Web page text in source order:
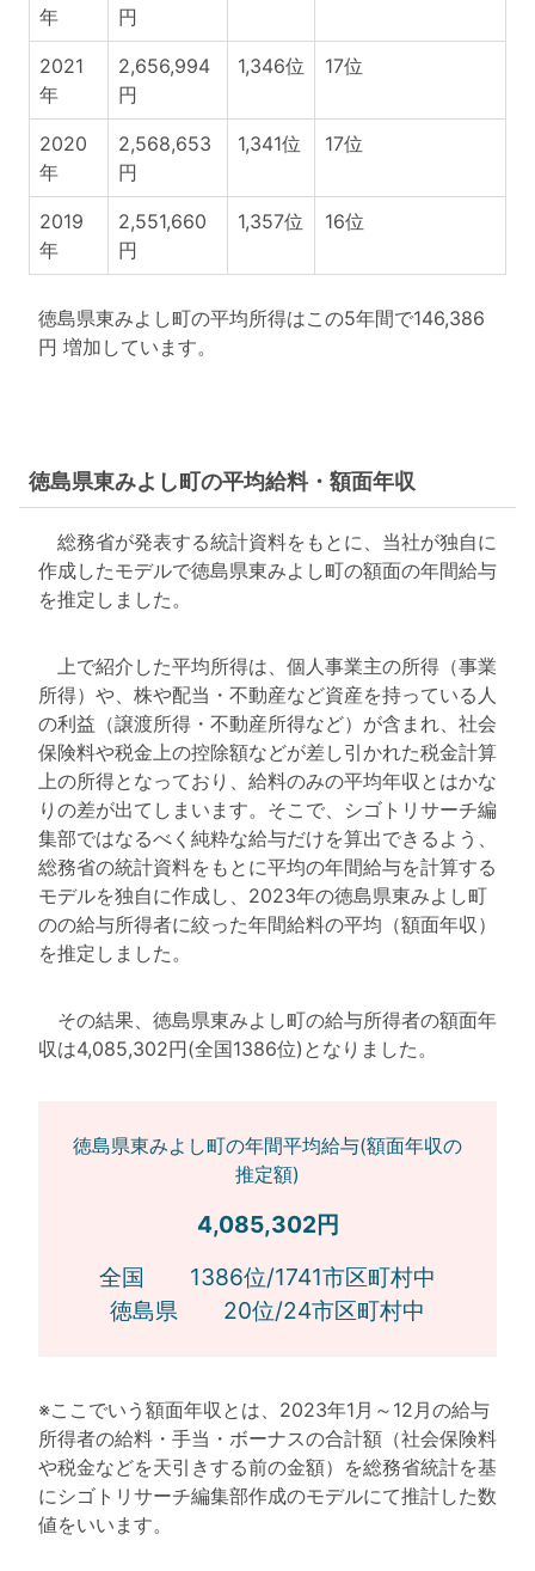
年 円
2021
年
2,656,994
円
1,346位 17位
2020
年
2,568,653
円
1,341位 17位
2019
年
2,551,660
円
1,357位 16位
徳島県東みよし町の平均所得はこの5年間で146,386
円 増加しています。
徳島県東みよし町の平均給料・額面年収
総務省が発表する統計資料をもとに、当社が独自に
作成したモデルで徳島県東みよし町の額面の年間給与
を推定しました。
上で紹介した平均所得は、個人事業主の所得（事業
所得）や、株や配当・不動産など資産を持っている人
の利益（譲渡所得・不動産所得など）が含まれ、社会
保険料や税金上の控除額などが差し引かれた税金計算
上の所得となっており、給料のみの平均年収とはかな
りの差が出てしまいます。そこで、シゴトリサーチ編
集部ではなるべく純粋な給与だけを算出できるよう、
総務省の統計資料をもとに平均の年間給与を計算する
モデルを独自に作成し、2023年の徳島県東みよし町
のの給与所得者に絞った年間給料の平均（額面年収）
を推定しました。
その結果、徳島県東みよし町の給与所得者の額面年
収は4,085,302円(全国1386位)となりました。
徳島県東みよし町の年間平均給与(額面年収の
推定額)
4,085,302円
全国 1386位/1741市区町村中
徳島県 20位/24市区町村中
※ここでいう額面年収とは、2023年1月～12月の給与
所得者の給料・手当・ボーナスの合計額（社会保険料
や税金などを天引きする前の金額）を総務省統計を基
にシゴトリサーチ編集部作成のモデルにて推計した数
値をいいます。